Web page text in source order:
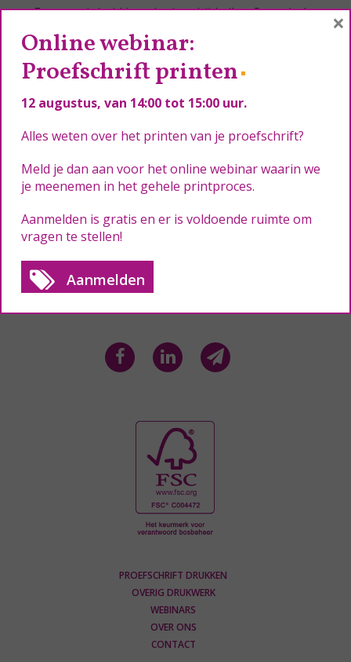
Eenvormigheid is ook niet altijd alles. Soms heb
je behoefte aan drukwerk met een
persoonlijker tintje. Dan is het fijn dat je jouw
brieven, kaarten, kalenders of brochures kunt
aanpassen aan de ontvanger. Daarom kun je bij
ons ook terecht voor al je gepersonaliseerd
drukwerk. Je levert ons je wensen en het
en met de verspreiden, als je dat wilt.
Neem contact met ons op om je wensen te
bespreken!
Contact opnemen
PROEFSCHRIFT DRUKKEN
OVERIG DRUKWERK
WEBINARS
OVER ONS
CONTACT
Online webinar:
Proefschrift printen
12 augustus, van 14:00 tot 15:00 uur.
Alles weten over het printen van je proefschrift?
Meld je dan aan voor het online webinar waarin we
je meenemen in het gehele printproces.
Aanmelden is gratis en er is voldoende ruimte om
vragen te stellen!
Aanmelden
×